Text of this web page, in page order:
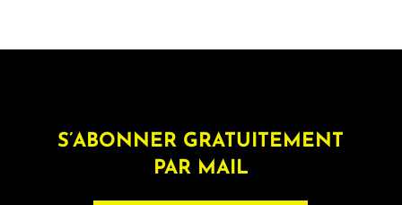
S’ABONNER GRATUITEMENT
PAR MAIL